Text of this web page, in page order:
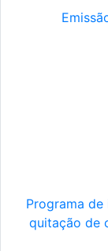
Programa
quitação de